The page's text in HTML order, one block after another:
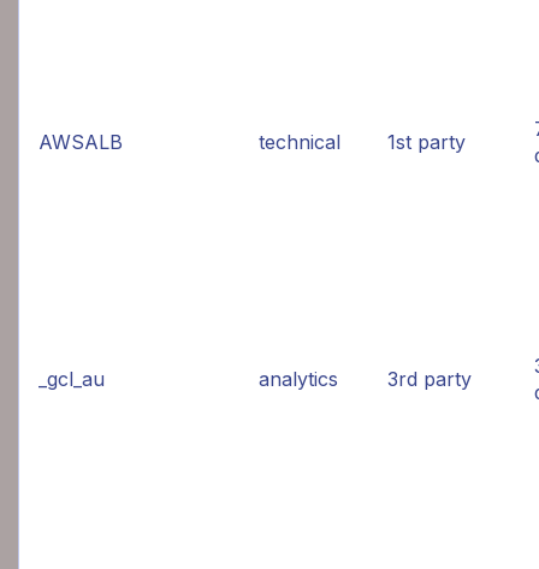
AWSALB technical 1st party
_gcl_au analytics 3rd party